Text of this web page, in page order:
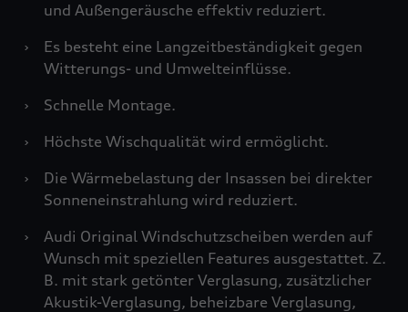
und Außengeräusche effektiv reduziert.
›
Es besteht eine Langzeitbeständigkeit gegen
Witterungs- und Umwelteinflüsse.
›
Schnelle Montage.
›
Höchste Wischqualität wird ermöglicht.
›
Die Wärmebelastung der Insassen bei direkter
Sonneneinstrahlung wird reduziert.
›
Audi Original Windschutzscheiben werden auf
Wunsch mit speziellen Features ausgestattet. Z.
B. mit stark getönter Verglasung, zusätzlicher
Akustik-Verglasung, beheizbare Verglasung,